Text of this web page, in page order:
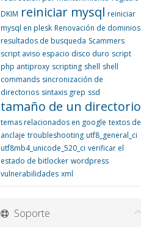
DKIM reiniciar mysql reiniciar
mysql en plesk Renovación de dominios
resultados de busqueda Scammers
script aviso espacio disco duro script
php antiproxy scripting shell shell
commands sincronización de
directorios sintaxis grep ssd
tamaño de un directorio
temas relacionados en google textos de
anclaje troubleshooting utf8_general_ci
utf8mb4_unicode_520_ci verificar el
estado de bitlocker wordpress
vulnerabilidades xml
Soporte